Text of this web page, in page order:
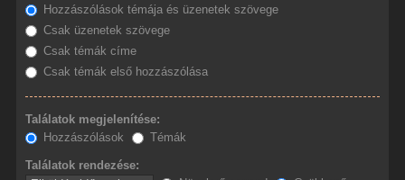
Hozzászólások témája és üzenetek szövege
Csak üzenetek szövege
Csak témák címe
Csak témák első hozzászólása
Találatok megjelenítése:
Hozzászólások
Témák
Találatok rendezése: